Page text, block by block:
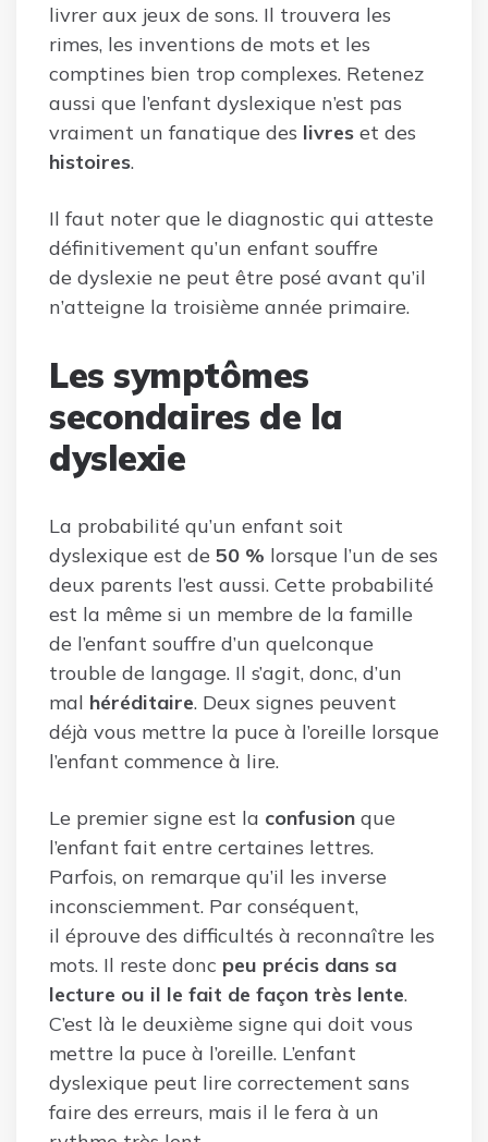
livrer aux jeux de sons. Il trouvera les
rimes, les inventions de mots et les
comptines bien trop complexes. Retenez
aussi que l’enfant dyslexique n’est pas
vraiment un fanatique des livres et des
histoires.
Il faut noter que le diagnostic qui atteste
définitivement qu’un enfant souffre
de dyslexie ne peut être posé avant qu’il
n’atteigne la troisième année primaire.
Les symptômes
secondaires de la
dyslexie
La probabilité qu’un enfant soit
dyslexique est de 50 % lorsque l’un de ses
deux parents l’est aussi. Cette probabilité
est la même si un membre de la famille
de l’enfant souffre d’un quelconque
trouble de langage. Il s’agit, donc, d’un
mal héréditaire. Deux signes peuvent
déjà vous mettre la puce à l’oreille lorsque
l’enfant commence à lire.
Le premier signe est la confusion que
l’enfant fait entre certaines lettres.
Parfois, on remarque qu’il les inverse
inconsciemment. Par conséquent,
il éprouve des difficultés à reconnaître les
mots. Il reste donc peu précis dans sa
lecture ou il le fait de façon très lente.
C’est là le deuxième signe qui doit vous
mettre la puce à l’oreille. L’enfant
dyslexique peut lire correctement sans
faire des erreurs, mais il le fera à un